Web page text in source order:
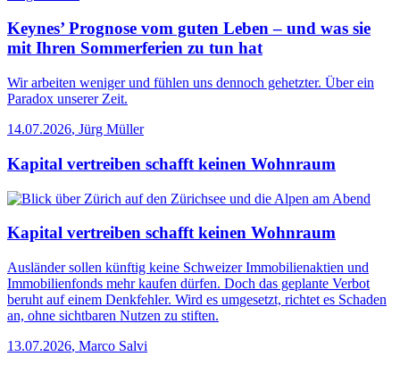
Keynes’ Prognose vom guten Leben – und was sie
mit Ihren Sommerferien zu tun hat
Wir arbeiten weniger und fühlen uns dennoch gehetzter. Über ein
Paradox unserer Zeit.
14.07.2026, Jürg Müller
Kapital vertreiben schafft keinen Wohnraum
Kapital vertreiben schafft keinen Wohnraum
Ausländer sollen künftig keine Schweizer Immobilienaktien und
Immobilienfonds mehr kaufen dürfen. Doch das geplante Verbot
beruht auf einem Denkfehler. Wird es umgesetzt, richtet es Schaden
an, ohne sichtbaren Nutzen zu stiften.
13.07.2026, Marco Salvi